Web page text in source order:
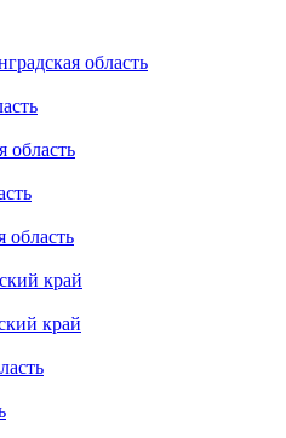
область
область
область
край
край